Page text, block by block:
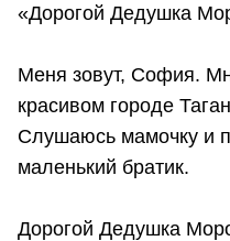
«Дорогой Дедушка
Меня зовут, София.
красивом городе
Слушаюсь мамочку и
маленький братик.
Дорогой Дедушка